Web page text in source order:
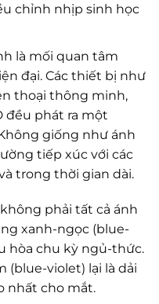
chỉnh nhịp sinh học
là mối quan tâm
đại. Các thiết bị như
thoại thông minh,
đều phát ra một
giống như ánh
tiếp xúc với các
trong thời gian dài.
phải tất cả ánh
xanh-ngọc (blue-
hòa chu kỳ ngủ-thức.
(blue-violet) lại là dải
nhất cho mắt.